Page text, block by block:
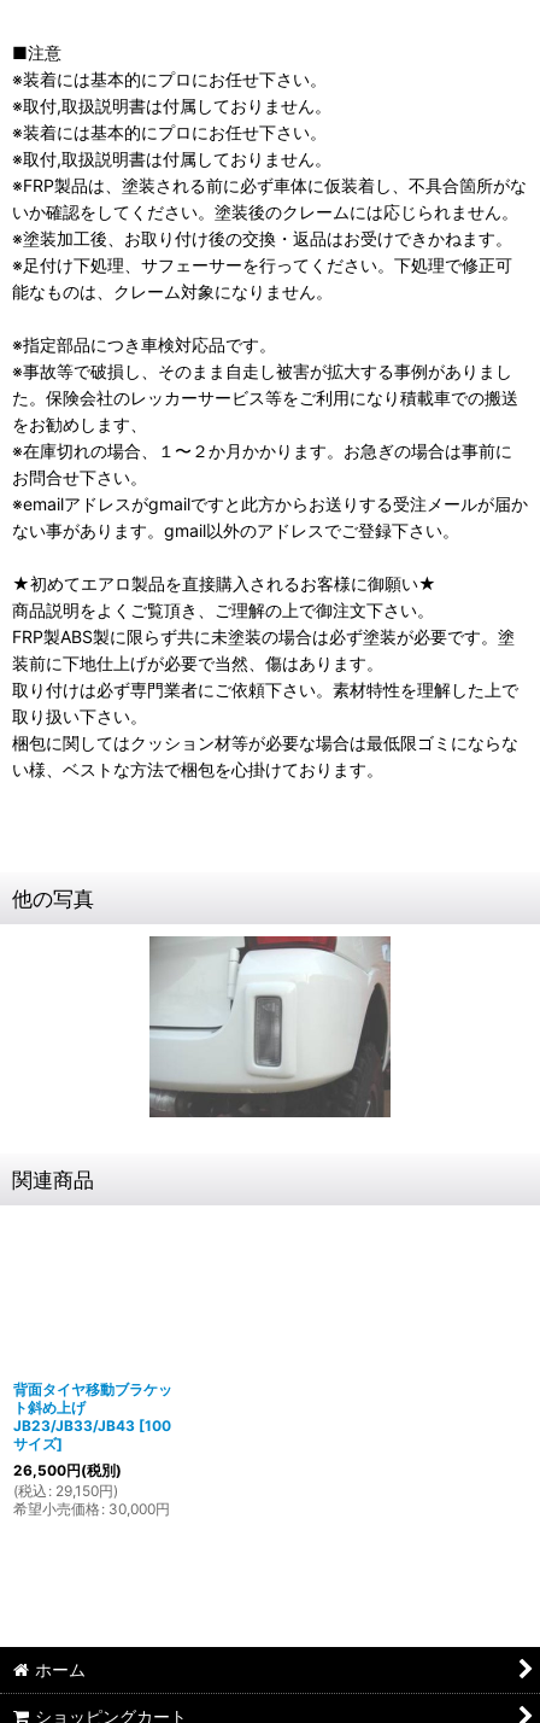
■注意
※装着には基本的にプロにお任せ下さい。
※取付,取扱説明書は付属しておりません。
※装着には基本的にプロにお任せ下さい。
※取付,取扱説明書は付属しておりません。
※FRP製品は、塗装される前に必ず車体に仮装着し、不具合箇所がな
いか確認をしてください。塗装後のクレームには応じられません。
※塗装加工後、お取り付け後の交換・返品はお受けできかねます。
※足付け下処理、サフェーサーを行ってください。下処理で修正可
能なものは、クレーム対象になりません。
※指定部品につき車検対応品です。
※事故等で破損し、そのまま自走し被害が拡大する事例がありまし
た。保険会社のレッカーサービス等をご利用になり積載車での搬送
をお勧めします、
※在庫切れの場合、１〜２か月かかります。お急ぎの場合は事前に
お問合せ下さい。
※emailアドレスがgmailですと此方からお送りする受注メールが届か
ない事があります。gmail以外のアドレスでご登録下さい。
★初めてエアロ製品を直接購入されるお客様に御願い★
商品説明をよくご覧頂き、ご理解の上で御注文下さい。
FRP製ABS製に限らず共に未塗装の場合は必ず塗装が必要です。塗
装前に下地仕上げが必要で当然、傷はあります。
取り付けは必ず専門業者にご依頼下さい。素材特性を理解した上で
取り扱い下さい。
梱包に関してはクッション材等が必要な場合は最低限ゴミにならな
い様、ベストな方法で梱包を心掛けております。
他の写真
関連商品
背面タイヤ移動ブラケッ
ト斜め上げ
JB23/JB33/JB43 [100
サイズ]
26,500円(税別)
(税込 : 29,150円)
希望小売価格: 30,000円
ホーム
ショッピングカート